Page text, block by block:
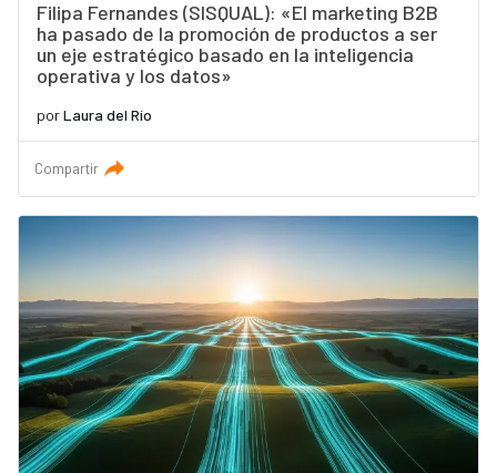
Filipa Fernandes (SISQUAL): «El marketing B2B
ha pasado de la promoción de productos a ser
un eje estratégico basado en la inteligencia
operativa y los datos»
porLaura del Río
Compartir